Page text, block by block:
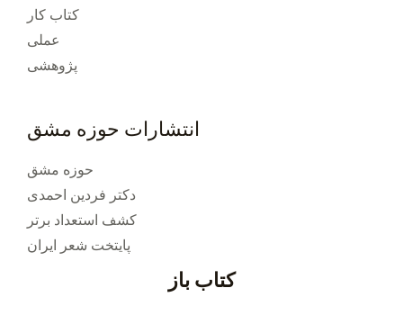
کتاب کار
عملی
پژوهشی
انتشارات حوزه مشق
حوزه مشق
دکتر فردین احمدی
کشف استعداد برتر
پایتخت شعر ایران
کتاب باز